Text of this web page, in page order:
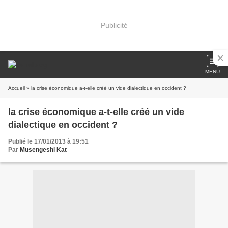
Publicité
MENU
Accueil » la crise économique a-t-elle créé un vide dialectique en occident ?
la crise économique a-t-elle créé un vide
dialectique en occident ?
Publié le 17/01/2013 à 19:51
Par Musengeshi Kat